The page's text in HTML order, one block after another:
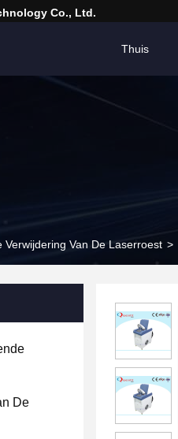
Co., Ltd.
Thuis
Verwijdering Van De Laserroest >
De